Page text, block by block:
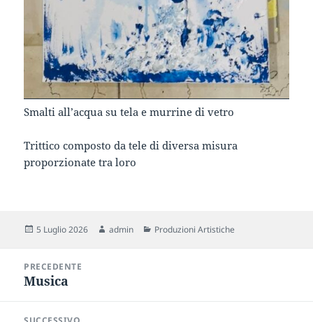
Smalti all’acqua su tela e murrine di vetro
Trittico composto da tele di diversa misura
proporzionate tra loro
Scritto
5 Luglio 2026 Autore
admin Categorie
Produzioni Artistiche
articoliPRECEDENTE
Articolo
Musica